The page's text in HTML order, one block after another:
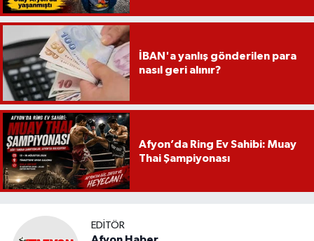
İBAN'a yanlış gönderilen para
nasıl geri alınır?
Afyon’da Ring Ev Sahibi: Muay
Thai Şampiyonası
EDITÖR